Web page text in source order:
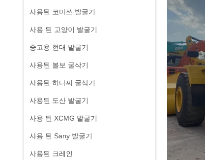
사용된 코마쓰 발굴기
사용 된 고양이 발굴기
중고용 현대 발굴기
사용된 볼보 굴삭기
사용된 히다찌 굴삭기
사용된 도산 발굴기
사용 된 XCMG 발굴기
사용 된 Sany 발굴기
사용된 크레인